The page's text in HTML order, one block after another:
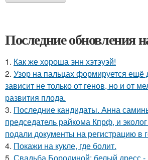
Последние обновления
1. Как же хороша энн хэтэуэй!
2. Узор на пальцах формируется ещё
зависит не только от генов, но и от
развития плода.
3. Последние кандидаты. Анна
председатель райкома Кпрф, и
подали документы на регистрацию в
4. Покажи на кукле, где болит.
5. Свадьба Бородиной: белый дресс -